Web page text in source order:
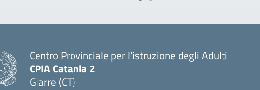
Centro Provinciale per l'istruzione degli Adulti
CPIA Catania 2
Giarre (CT)